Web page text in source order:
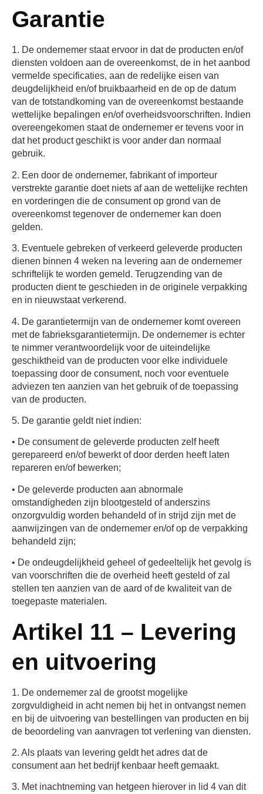
Garantie
1. De ondernemer staat ervoor in dat de producten en/of
diensten voldoen aan de overeenkomst, de in het aanbod
vermelde specificaties, aan de redelijke eisen van
deugdelijkheid en/of bruikbaarheid en de op de datum
van de totstandkoming van de overeenkomst bestaande
wettelijke bepalingen en/of overheidsvoorschriften. Indien
overeengekomen staat de ondernemer er tevens voor in
dat het product geschikt is voor ander dan normaal
gebruik.
2. Een door de ondernemer, fabrikant of importeur
verstrekte garantie doet niets af aan de wettelijke rechten
en vorderingen die de consument op grond van de
overeenkomst tegenover de ondernemer kan doen
gelden.
3. Eventuele gebreken of verkeerd geleverde producten
dienen binnen 4 weken na levering aan de ondernemer
schriftelijk te worden gemeld. Terugzending van de
producten dient te geschieden in de originele verpakking
en in nieuwstaat verkerend.
4. De garantietermijn van de ondernemer komt overeen
met de fabrieksgarantietermijn. De ondernemer is echter
te nimmer verantwoordelijk voor de uiteindelijke
geschiktheid van de producten voor elke individuele
toepassing door de consument, noch voor eventuele
adviezen ten aanzien van het gebruik of de toepassing
van de producten.
5. De garantie geldt niet indien:
• De consument de geleverde producten zelf heeft
gerepareerd en/of bewerkt of door derden heeft laten
repareren en/of bewerken;
• De geleverde producten aan abnormale
omstandigheden zijn blootgesteld of anderszins
onzorgvuldig worden behandeld of in strijd zijn met de
aanwijzingen van de ondernemer en/of op de verpakking
behandeld zijn;
• De ondeugdelijkheid geheel of gedeeltelijk het gevolg is
van voorschriften die de overheid heeft gesteld of zal
stellen ten aanzien van de aard of de kwaliteit van de
toegepaste materialen.
Artikel 11 – Levering
en uitvoering
1. De ondernemer zal de grootst mogelijke
zorgvuldigheid in acht nemen bij het in ontvangst nemen
en bij de uitvoering van bestellingen van producten en bij
de beoordeling van aanvragen tot verlening van diensten.
2. Als plaats van levering geldt het adres dat de
consument aan het bedrijf kenbaar heeft gemaakt.
3. Met inachtneming van hetgeen hierover in lid 4 van dit